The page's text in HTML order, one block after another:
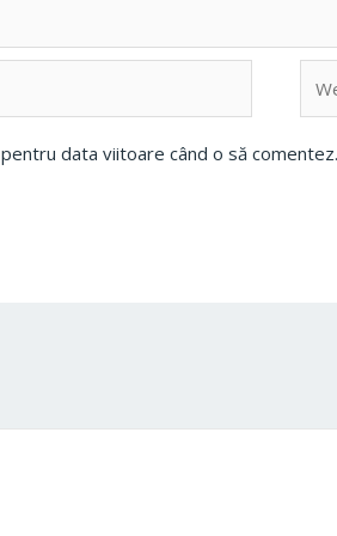
data viitoare când o să comentez.